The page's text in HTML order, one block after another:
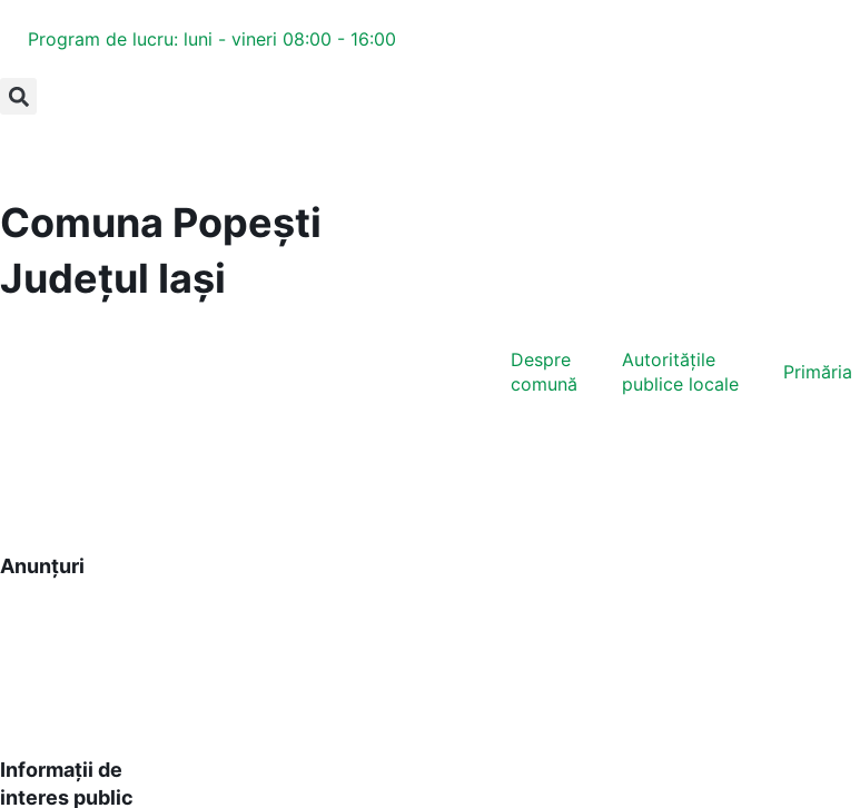
Program de lucru: luni - vineri 08:00 - 16:00
Comuna Popești
Județul Iași
Despre
comună
Autoritățile
publice locale
Primăria
Județul Iași
Anunțuri
Informații de
interes public